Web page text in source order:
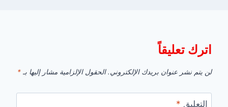
اترك تعليقاً
لن يتم نشر عنوان بريدك الإلكتروني. الحقول الإلزامية مشار إليها بـ *
التعليق *